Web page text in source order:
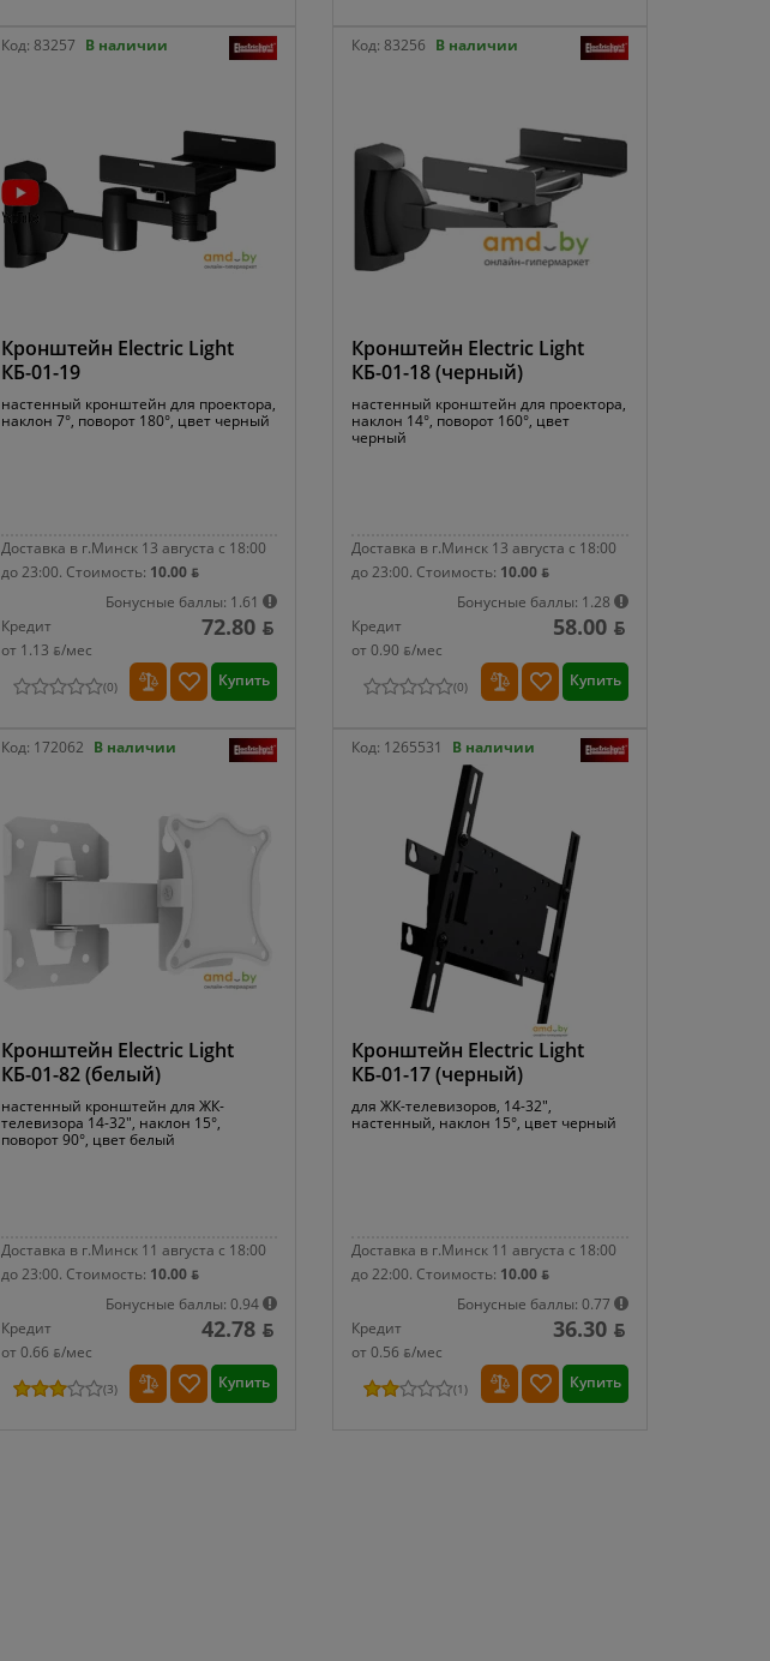
Код: 83257 В наличии
Кронштейн Electric Light
КБ-01-19
настенный кронштейн для проектора,
наклон 7°, поворот 180°, цвет черный
Доставка в г.Минск 13 августа с 18:00
до 23:00. Стоимость: 10.00 ƃ
Бонусные баллы: 1.61
Кредит
от 1.13 ƃ/мec
72.80 ƃ
(0) Купить
Код:83256 В наличии
Кронштейн Electric Light
КБ-01-18 (черный)
настенный кронштейн для проектора,
наклон 14°, поворот 160°, цвет
черный
Доставка в г.Минск 13 августа с 18:00
до 23:00. Стоимость: 10.00 ƃ
Бонусные баллы: 1.28
Кредит
от 0.90 ƃ/мec
58.00 ƃ
(0) Купить
Код: 172062 В наличии
Кронштейн Electric Light
КБ-01-82 (белый)
настенный кронштейн для ЖК-
телевизора 14-32", наклон 15°,
поворот 90°, цвет белый
Доставка в г.Минск 11 августа с 18:00
до 23:00. Стоимость: 10.00 ƃ
Бонусные баллы: 0.94
Кредит
от 0.66 ƃ/мec
42.78 ƃ
(3) Купить
Код: 1265531 В наличии
Кронштейн Electric Light
КБ-01-17 (черный)
для ЖК-телевизоров, 14-32",
настенный, наклон 15°, цвет черный
Доставка в г.Минск 11 августа с 18:00
до 22:00. Стоимость: 10.00 ƃ
Бонусные баллы: 0.77
Кредит
от 0.56 ƃ/мec
36.30 ƃ
(1) Купить